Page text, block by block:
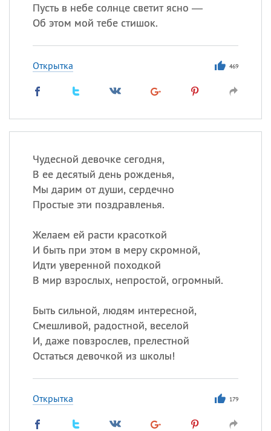
Пусть в небе солнце светит ясно —
Об этом мой тебе стишок.
Открытка 469
Чудесной девочке сегодня,
В ее десятый день рожденья,
Мы дарим от души, сердечно
Простые эти поздравленья.
Желаем ей расти красоткой
И быть при этом в меру скромной,
Идти уверенной походкой
В мир взрослых, непростой, огромный.
Быть сильной, людям интересной,
Смешливой, радостной, веселой
И, даже повзрослев, прелестной
Остаться девочкой из школы!
Открытка 179